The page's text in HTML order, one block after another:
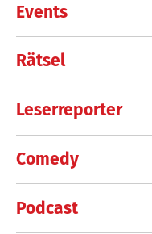
Events
Rätsel
Leserreporter
Comedy
Podcast